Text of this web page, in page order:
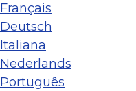
Français
Deutsch
Italiana
Nederlands
Português